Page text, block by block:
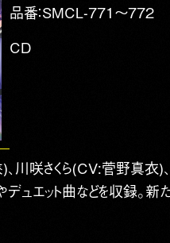
品番：SMCL-771～772
CD
、川咲さくら(CV:菅野
ュエット曲などを収録。